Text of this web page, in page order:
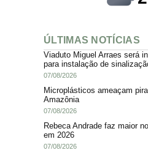
ÚLTIMAS NOTÍCIAS
Viaduto Miguel Arraes será
para instalação de
07/08/2026
Microplásticos ameaçam
Amazônia
07/08/2026
Rebeca Andrade faz maior
em 2026
07/08/2026